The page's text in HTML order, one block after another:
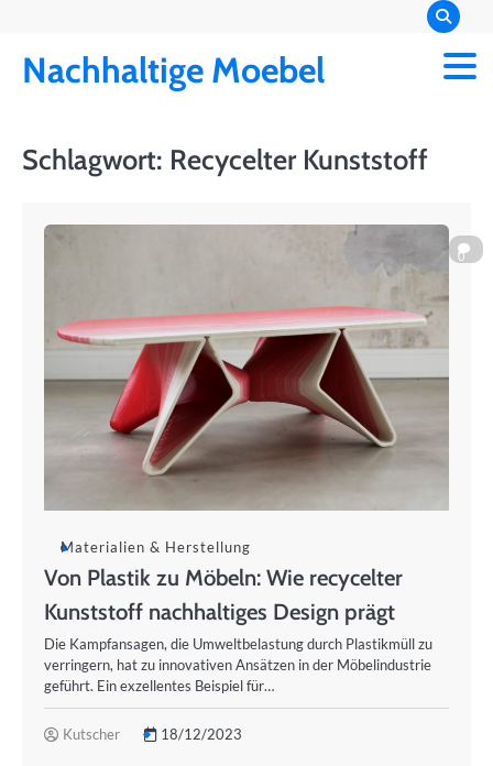
content
Nachhaltige Moebel
Schlagwort: Recycelter Kunststoff
0
Materialien & Herstellung
Von Plastik zu Möbeln: Wie recycelter
Kunststoff nachhaltiges Design prägt
Die Kampfansagen, die Umweltbelastung durch Plastikmüll zu
verringern, hat zu innovativen Ansätzen in der Möbelindustrie
geführt. Ein exzellentes Beispiel für…
Kutscher 18/12/2023